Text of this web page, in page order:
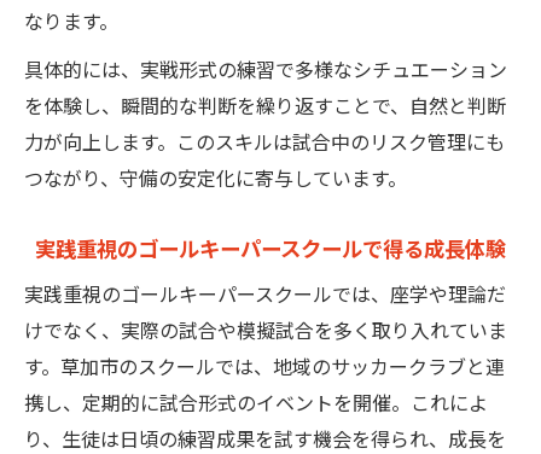
なります。
具体的には、実戦形式の練習で多様なシチュエーション
を体験し、瞬間的な判断を繰り返すことで、自然と判断
力が向上します。このスキルは試合中のリスク管理にも
つながり、守備の安定化に寄与しています。
実践重視のゴールキーパースクールで得る成長体験
実践重視のゴールキーパースクールでは、座学や理論だ
けでなく、実際の試合や模擬試合を多く取り入れていま
す。草加市のスクールでは、地域のサッカークラブと連
携し、定期的に試合形式のイベントを開催。これによ
り、生徒は日頃の練習成果を試す機会を得られ、成長を